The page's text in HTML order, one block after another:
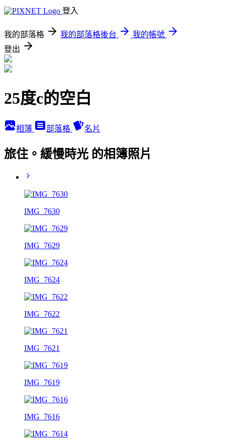
登入
我的部落格 我的部落格後台
我的帳號
登出
25度c的空白
相簿 部落格 名片
旅住。緩慢時光 的相簿照片
IMG_7630
IMG_7629
IMG_7624
IMG_7622
IMG_7621
IMG_7619
IMG_7616